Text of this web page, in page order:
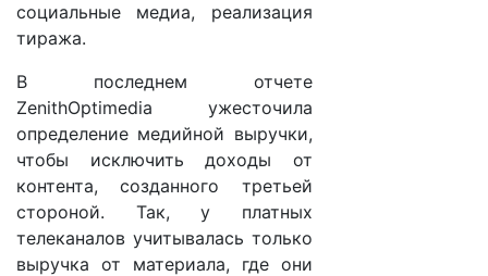
социальные медиа, реализация
тиража.
В последнем отчете
ZenithOptimedia ужесточила
определение медийной выручки,
чтобы исключить доходы от
контента, созданного третьей
стороной. Так, у платных
телеканалов учитывалась только
выручка от материала, где они